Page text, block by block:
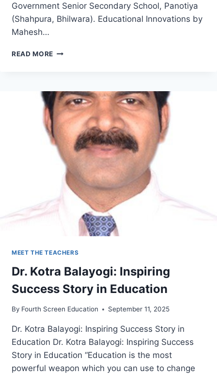
Government Senior Secondary School, Panotiya
(Shahpura, Bhilwara). Educational Innovations by
Mahesh…
READ MORE INNOVATION
–
MAHESH
KUMAR
KOLI
MEET THE TEACHERS
Dr. Kotra Balayogi: Inspiring
Success Story in Education
By Fourth Screen Education September 11, 2025
Dr. Kotra Balayogi: Inspiring Success Story in
Education Dr. Kotra Balayogi: Inspiring Success
Story in Education “Education is the most
powerful weapon which you can use to change